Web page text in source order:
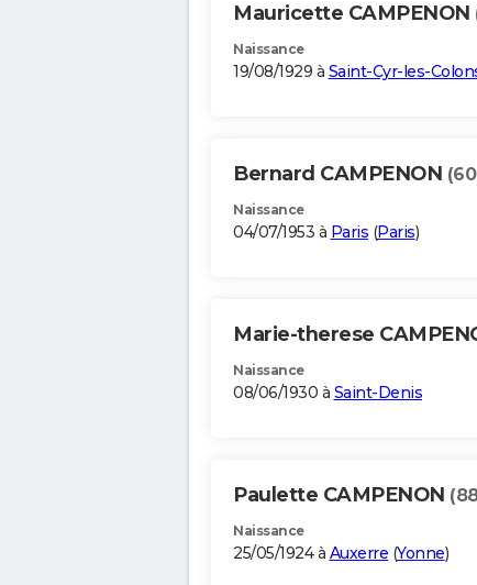
Mauricette CAMPENON
Naissance
19/08/1929 à Saint-Cyr-les-
Bernard CAMPENON
Naissance
04/07/1953 à Paris (Paris)
Marie-therese
Naissance
08/06/1930 à Saint-Denis
Paulette CAMPENON
Naissance
25/05/1924 à Auxerre (Yonne)